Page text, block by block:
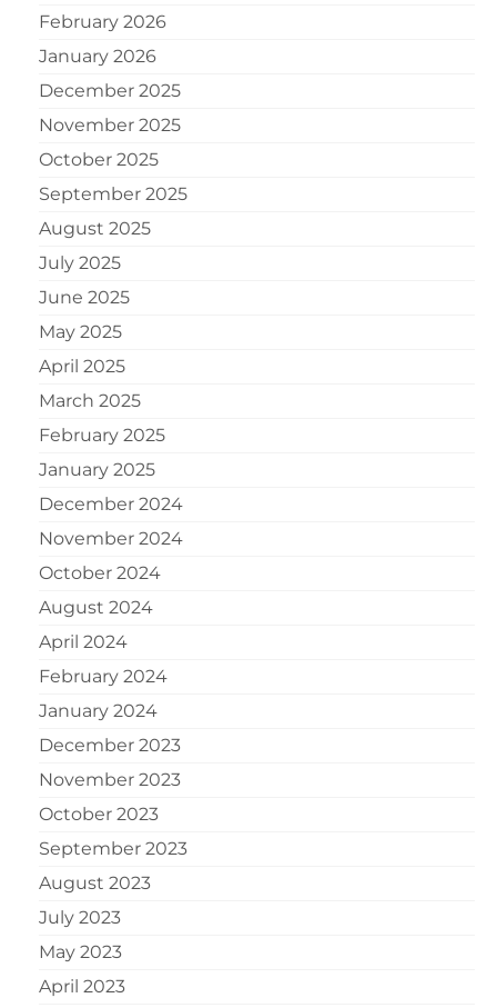
February 2026
January 2026
December 2025
November 2025
October 2025
September 2025
August 2025
July 2025
June 2025
May 2025
April 2025
March 2025
February 2025
January 2025
December 2024
November 2024
October 2024
August 2024
April 2024
February 2024
January 2024
December 2023
November 2023
October 2023
September 2023
August 2023
July 2023
May 2023
April 2023